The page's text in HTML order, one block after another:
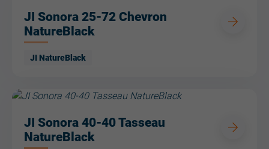
JI Sonora 25-72 Chevron
NatureBlack
JI NatureBlack
JI Sonora 40-40 Tasseau
NatureBlack